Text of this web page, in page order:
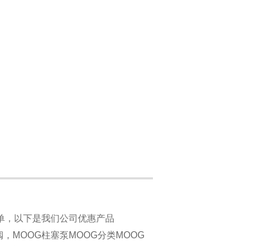
，以下是我们公司优惠产品
MOOG柱塞泵MOOG分类MOOG